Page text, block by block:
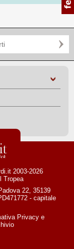
2003-2026
Tropea
22, 35139
- capitale
Privacye